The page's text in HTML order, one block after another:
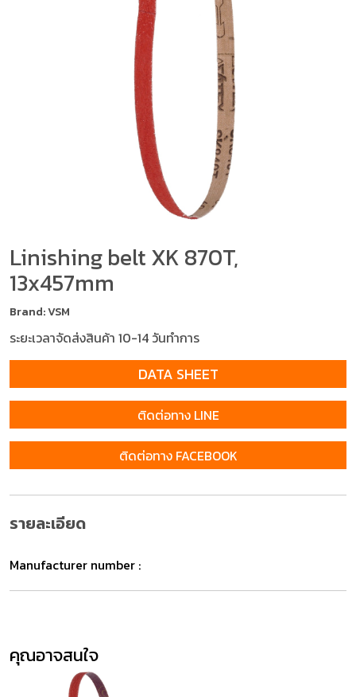
Linishing belt XK 870T,
13x457mm
Brand: VSM
ระยะเวลาจัดส่งสินค้า 10-14 วันทำการ
DATA SHEET
ติดต่อทาง LINE
ติดต่อทาง FACEBOOK
รายละเอียด
Manufacturer number :
คุณอาจสนใจ